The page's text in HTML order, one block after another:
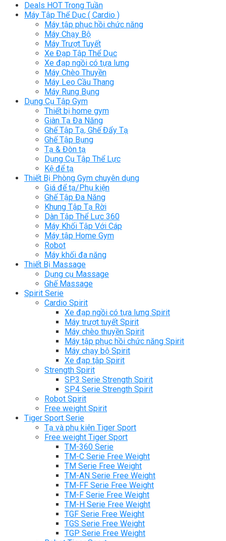
Deals HOT Trong Tuần
Máy Tập Thể Dục ( Cardio )
Máy tập phục hồi chức năng
Máy Chạy Bộ
Máy Trượt Tuyết
Xe Đạp Tập Thể Dục
Xe đạp ngồi có tựa lưng
Máy Chèo Thuyền
Máy Leo Cầu Thang
Máy Rung Bụng
Dụng Cụ Tập Gym
Thiết bị home gym
Giàn Tạ Đa Năng
Ghế Tập Tạ, Ghế Đẩy Tạ
Ghế Tập Bụng
Tạ & Đòn tạ
Dụng Cụ Tập Thể Lực
Kệ để tạ
Thiết Bị Phòng Gym chuyên dụng
Giá để tạ/Phụ kiện
Ghế Tập Đa Năng
Khung Tập Tạ Rời
Dàn Tập Thể Lực 360
Máy Khối Tập Với Cáp
Máy tập Home Gym
Robot
Máy khối đa năng
Thiết Bị Massage
Dụng cụ Massage
Ghế Massage
Spirit Serie
Cardio Spirit
Xe đạp ngồi có tựa lưng Spirit
Máy trượt tuyết Spirit
Máy chèo thuyền Spirit
Máy tập phục hồi chức năng Spirit
Máy chạy bộ Spirit
Xe đạp tập Spirit
Strength Spirit
SP3 Serie Strength Spirit
SP4 Serie Strength Spirit
Robot Spirit
Free weight Spirit
Tiger Sport Serie
Tạ và phụ kiện Tiger Sport
Free weight Tiger Sport
TM-360 Serie
TM-C Serie Free Weight
TM Serie Free Weight
TM-AN Serie Free Weight
TM-FF Serie Free Weight
TM-F Serie Free Weight
TM-H Serie Free Weight
TGF Serie Free Weight
TGS Serie Free Weight
TGP Serie Free Weight